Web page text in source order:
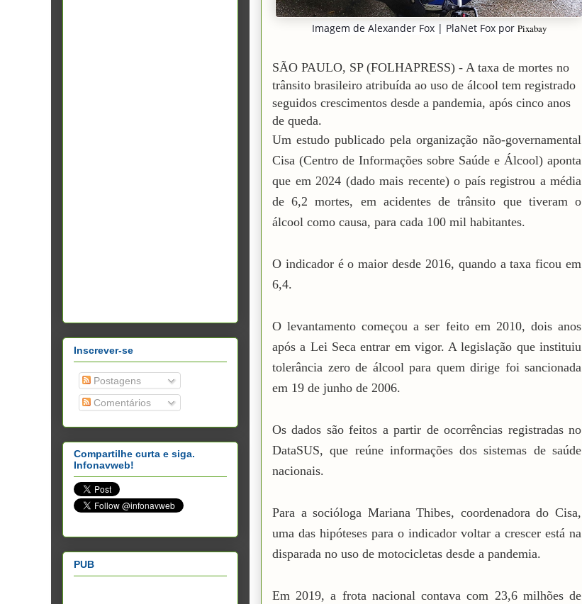
Imagem de Alexander Fox | PlaNet Foxpor Pixabay
SÃO PAULO, SP (FOLHAPRESS) - A taxa de mortes no
trânsito brasileiro atribuída ao uso de álcool tem registrado
seguidos crescimentos desde a pandemia, após cinco anos
de queda.
Um estudo publicado pela organização não-governamental
Cisa (Centro de Informações sobre Saúde e Álcool) aponta
que em 2024 (dado mais recente) o país registrou a média
de 6,2 mortes, em acidentes de trânsito que tiveram o
álcool como causa, para cada 100 mil habitantes.
O indicador é o maior desde 2016, quando a taxa ficou em
6,4.
O levantamento começou a ser feito em 2010, dois anos
após a Lei Seca entrar em vigor. A legislação que instituiu
tolerância zero de álcool para quem dirige foi sancionada
em 19 de junho de 2006.
Os dados são feitos a partir de ocorrências registradas no
DataSUS, que reúne informações dos sistemas de saúde
nacionais.
Para a socióloga Mariana Thibes, coordenadora do Cisa,
uma das hipóteses para o indicador voltar a crescer está na
disparada no uso de motocicletas desde a pandemia.
Em 2019, a frota nacional contava com 23,6 milhões de
Inscrever-se
Postagens
Comentários
Compartilhe curta e siga.
Infonavweb!
PUB